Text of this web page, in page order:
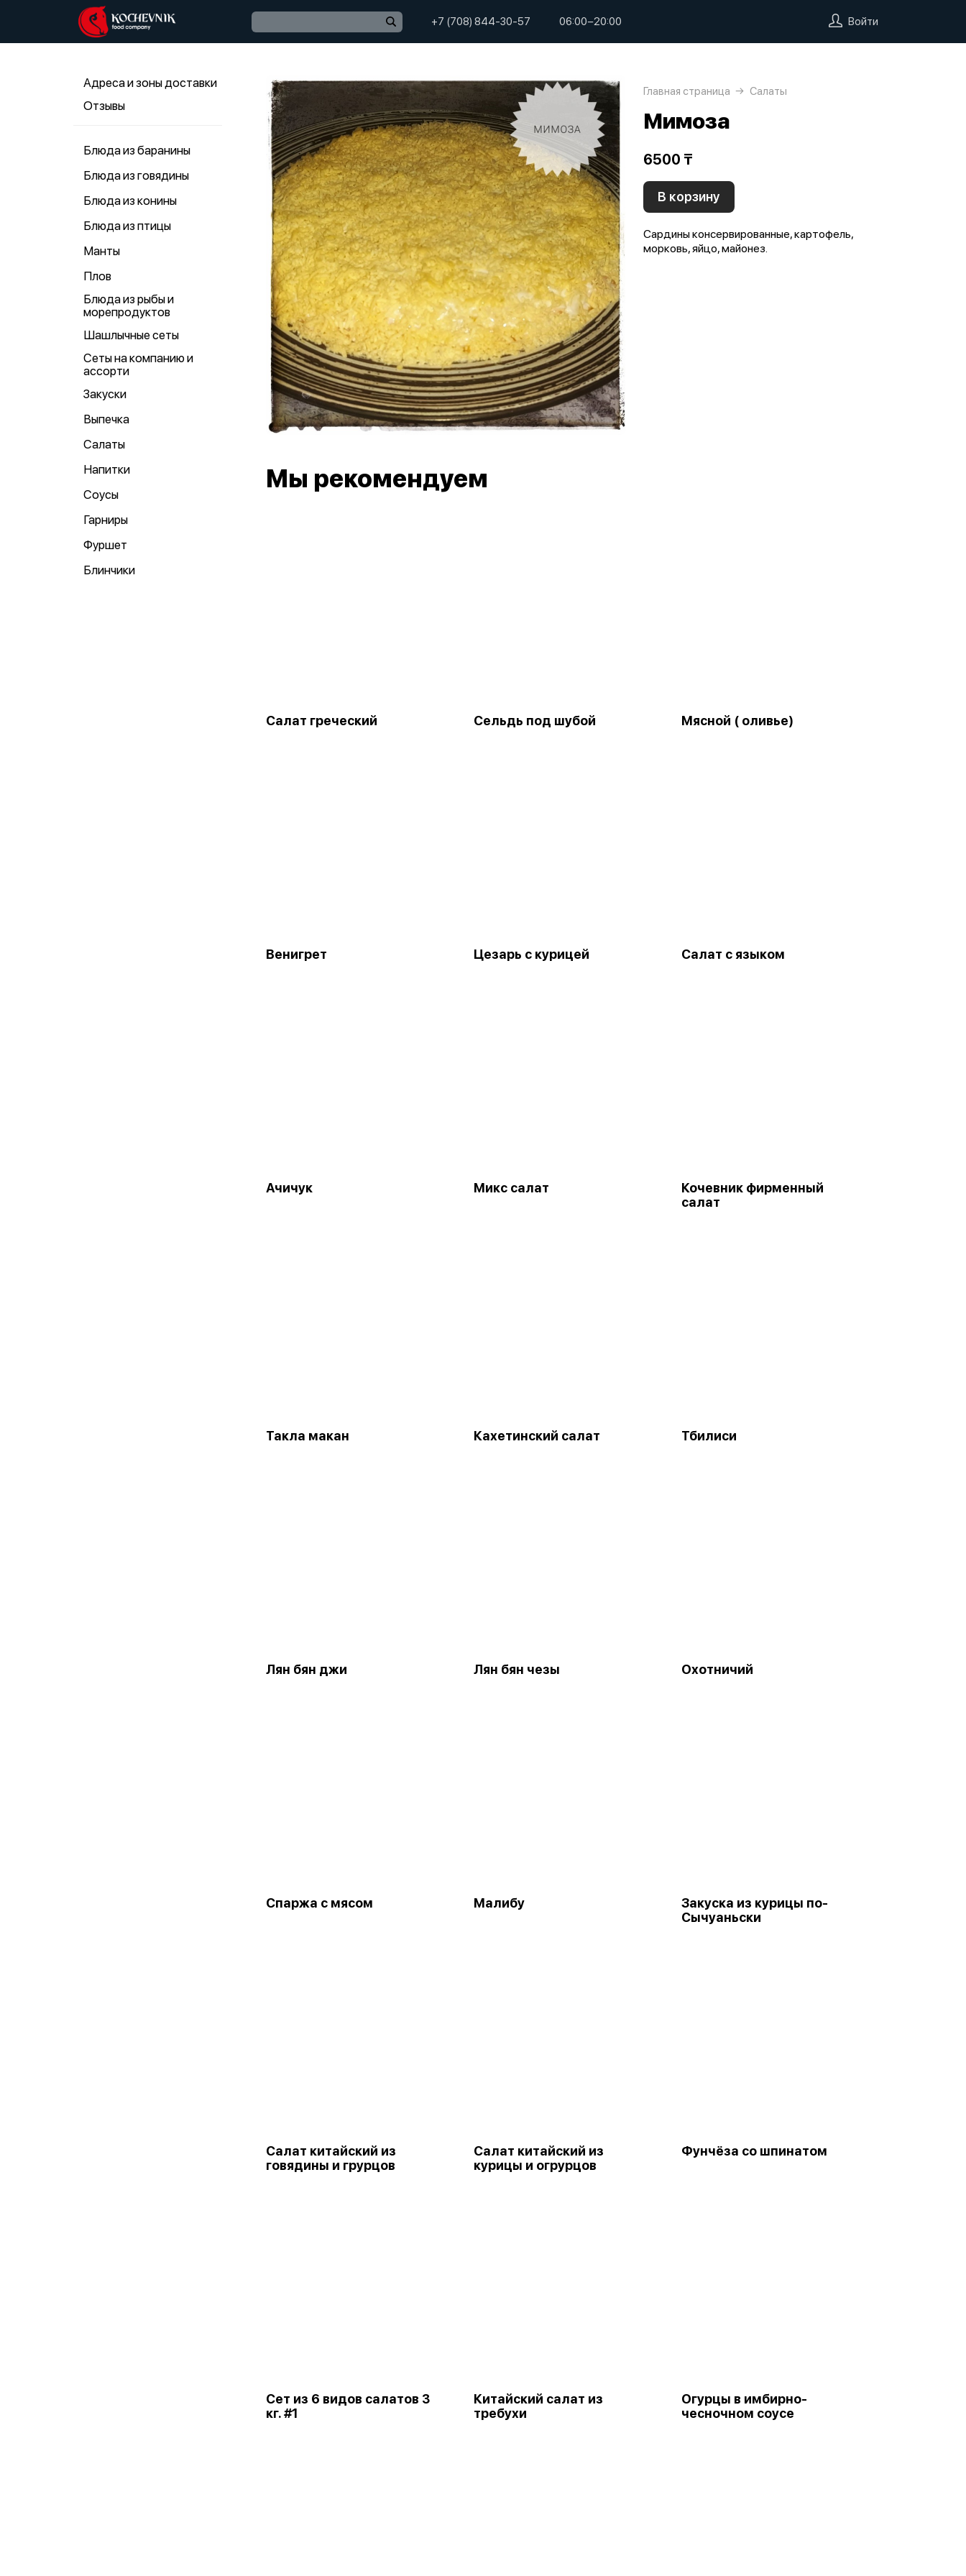
+7 (708) 844-30-57 06:00−20:00 Войти
Адреса и зоны доставки
Отзывы
Блюда из баранины
Блюда из говядины
Блюда из конины
Блюда из птицы
Манты
Плов
Блюда из рыбы и
морепродуктов
Шашлычные сеты
Сеты на компанию и
ассорти
Закуски
Выпечка
Салаты
Напитки
Соусы
Гарниры
Фуршет
Блинчики
Главная страница Салаты
Мимоза
6500 ₸
В корзину
Сардины консервированные, картофель,
морковь, яйцо, майонез.
Мы рекомендуем
Салат греческий Сельдь под шубой Мясной ( оливье)
Венигрет Цезарь с курицей Салат с языком
Ачичук Микс салат
Кочевник фирменный
салат
Такла макан Кахетинский салат Тбилиси
Лян бян джи Лян бян чезы Охотничий
Спаржа с мясом Малибу
Закуска из курицы по-
Сычуаньски
Салат китайский из
говядины и грурцов
Салат китайский из
курицы и огрурцов
Фунчёза со шпинатом
Сет из 6 видов салатов 3
кг. #1
Китайский салат из
требухи
Огурцы в имбирно-
чесночном соусе